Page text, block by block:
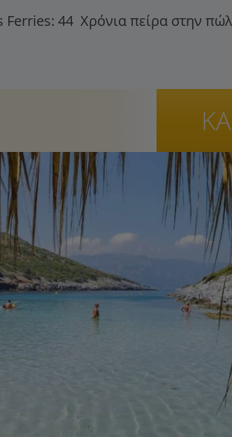
Ferries: 44Χρόνια πείρα στην